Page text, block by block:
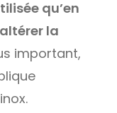
qu’en
la
important,